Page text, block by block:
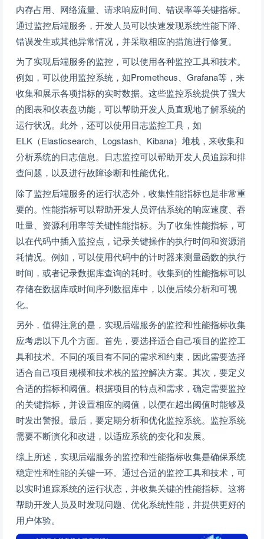
内存占用、网络流量、请求响应时间、错误率等关键指标。
通过监控后端服务，开发人员可以快速发现系统性能下降、
错误发生或其他异常情况，并采取相应的措施进行修复。
为了实现后端服务的监控，可以使用各种监控工具和技术。
例如，可以使用监控系统，如Prometheus、Grafana等，来
收集和展示各项指标的实时数据。这些监控系统提供了强大
的图表和仪表盘功能，可以帮助开发人员直观地了解系统的
运行状况。此外，还可以使用日志监控工具，如
ELK（Elasticsearch、Logstash、Kibana）堆栈，来收集和
分析系统的日志信息。日志监控可以帮助开发人员追踪和排
查问题，以及进行故障诊断和性能优化。
除了监控后端服务的运行状态外，收集性能指标也是非常重
要的。性能指标可以帮助开发人员评估系统的响应速度、吞
吐量、资源利用率等关键性能指标。为了收集性能指标，可
以在代码中插入监控点，记录关键操作的执行时间和资源消
耗情况。例如，可以使用代码中的计时器来测量函数的执行
时间，或者记录数据库查询的耗时。收集到的性能指标可以
存储在数据库或时间序列数据库中，以便后续分析和可视
化。
另外，值得注意的是，实现后端服务的监控和性能指标收集
应考虑以下几个方面。首先，要选择适合自己项目的监控工
具和技术。不同的项目有不同的需求和约束，因此需要选择
适合自己项目规模和技术栈的监控解决方案。其次，要定义
合适的指标和阈值。根据项目的特点和需求，确定需要监控
的关键指标，并设置相应的阈值，以便在超出阈值时能够及
时发出警报。最后，要定期分析和优化监控系统。监控系统
需要不断演化和改进，以适应系统的变化和发展。
综上所述，实现后端服务的监控和性能指标收集是确保系统
稳定性和性能的关键一环。通过合适的监控工具和技术，可
以实时追踪系统的运行状态，并收集关键的性能指标。这将
帮助开发人员及时发现问题、优化系统性能，并提供更好的
用户体验。